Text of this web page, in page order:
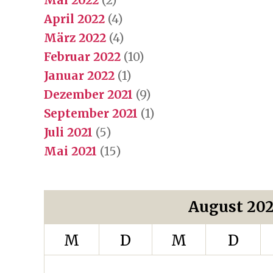
April 2022 (4)
März 2022 (4)
Februar 2022 (10)
Januar 2022 (1)
Dezember 2021 (9)
September 2021 (1)
Juli 2021 (5)
Mai 2021 (15)
August
M
D M D